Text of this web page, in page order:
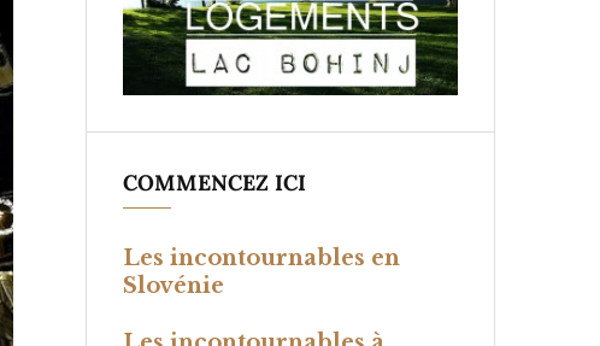
COMMENCEZ ICI
Les incontournables en
Slovénie